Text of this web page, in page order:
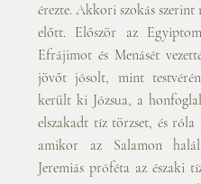
érezte. Akkori szokás
előtt. Először az
Efrájimot és Menásét
jövőt jósolt, mint
került ki Józsua, a
elszakadt tíz törzset, és róla
amikor az Salamon
Jeremiás próféta az északi